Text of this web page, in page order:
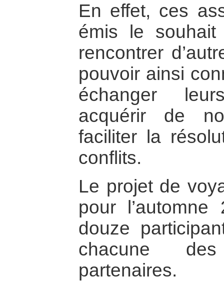
En effet, ces
émis le
rencontrer
pouvoir ainsi
échanger
acquérir de
faciliter la
conflits.
Le projet de
pour
douze
chacune
partenaires.